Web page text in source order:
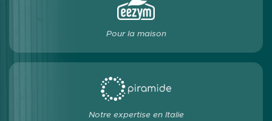
Pour la maison
Notre expertise en Italie